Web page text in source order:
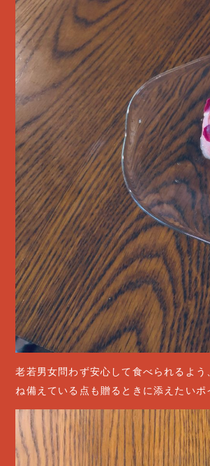
老若男女問わず安心して食べられるよ
ね備えている点も贈るときに添えたいポ